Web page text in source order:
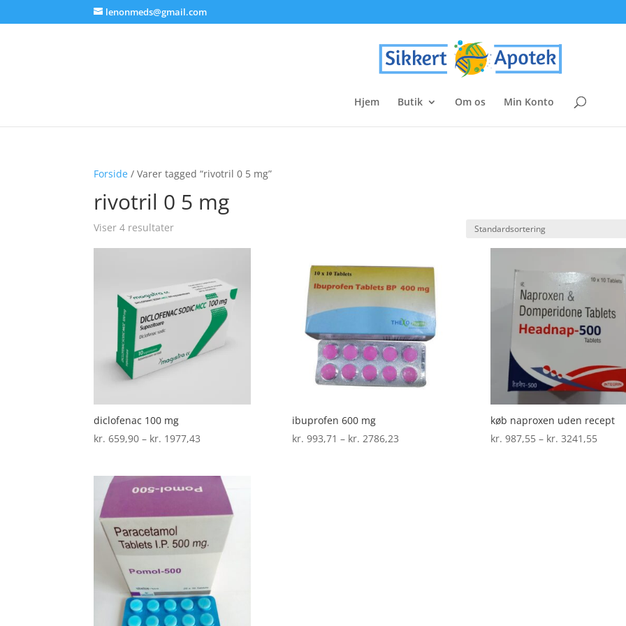
lenonmeds@gmail.com
Hjem Butik Om os Min Konto
Forside / Varer tagged “rivotril 0 5 mg”
rivotril 0 5 mg
Viser 4 resultater
diclofenac 100 mg
kr. 659,90 – kr. 1977,43
kr. 1977,43
ibuprofen 600 mg
kr. 993,71 – kr. 2786,23Prisinterval:
køb naproxen uden recept
kr. 987,55 – kr. 3241,55